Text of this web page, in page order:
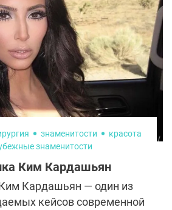
ботулотоксин?
знаменитости
красота
знаменитости
Ким Кардашьян
Кардашьян — один из
кейсов современной